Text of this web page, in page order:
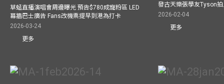
草蜢直播演唱會周邊曝光 預告$780成寵粉區 LED
幕牆巴士廣告 Fans改機票提早到港為打卡
2026-03-24
更多
發古天樂張學友Tyson
2026-02-04
更多